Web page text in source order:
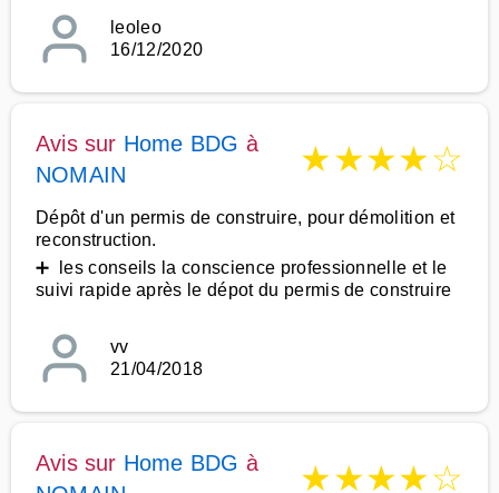
leoleo
16/12/2020
Avis sur Home BDG à
NOMAIN
★★★★☆
Dépôt d'un permis de construire, pour démolition et
reconstruction.
➕ les conseils la conscience professionnelle et le
suivi rapide après le dépot du permis de construire
vv
21/04/2018
Avis sur Home BDG à
★★★★☆